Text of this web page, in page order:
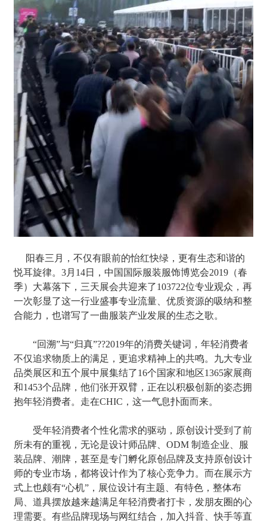
阳春三月，不仅有眼前的怡红快绿，更有生态和谐的
悦耳旋律。3月14日，中国国际服装服饰博览会2019（春
季）大幕落下，三天展会共迎来了103722位专业观众，再
一次彰显了这一行业盛事专业流量、优质资源的吸纳和整
合能力，也谱写了一曲服装产业发展的生态之歌。
“回溯”与“归真”??2019年的消费关键词，年轻消费者
不仅追求物质上的满足，更追求精神上的共鸣。九大专业
品类展区和五个展中展集结了16个国家和地区1365家展商
和1453个品牌，他们张开双臂，正在以积极创新的姿态拥
抱年轻消费者。走在CHIC，这一气息扑面而来。
受年轻消费者个性化需求的驱动，原创设计受到了前
所未有的重视，无论是设计师品牌、ODM 制造企业、服
装品牌、潮牌，甚至是专门孵化原创品牌及支持原创设计
师的专业市场，都将设计作为了核心竞争力。而在展示方
式上也颇有“心机”，展位设计有主题、有特色，整体布
局、道具摆放越来越满足年轻消费者打卡，发朋友圈的心
理需要。有些品牌现场与网红结合，加入抖音、快手等直